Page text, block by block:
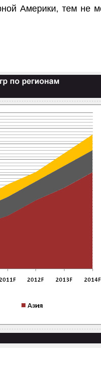
Америки, тем не